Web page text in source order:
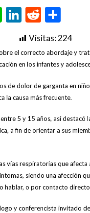
LineLinkedIn
Reddit
Visitas:224
el correcto abordaje y
en los infantes y
de dolor de garganta en
la causa más frecuente.
5 y 15 años, así
a fin de orientar a sus
vías respiratorias que afecta
siendo una afección
o por contacto
y conferencista invitado